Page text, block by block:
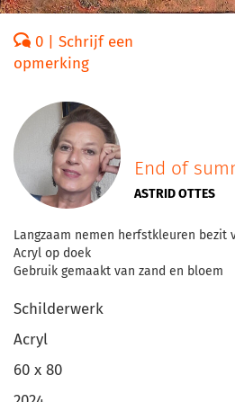
0 | Schrijf een
opmerking
End of
ASTRID OTTES
Langzaam nemen herfstkleuren bezit
Acryl op doek
Gebruik gemaakt van zand en bloem
Schilderwerk
Acryl
60 x 80